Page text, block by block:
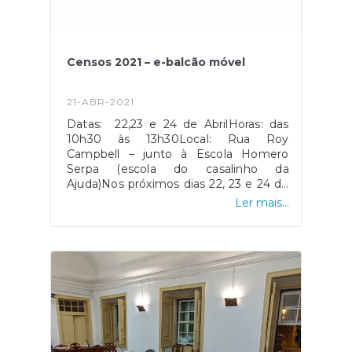
Censos 2021 – e-balcão móvel
21-ABR-2021
Datas: 22,23 e 24 de AbrilHoras: das
10h30 às 13h30Local: Rua Roy
Campbell – junto à Escola Homero
Serpa (escola do casalinho da
Ajuda)Nos próximos dias 22, 23 e 24 de
abril, entre as 10h30 e as 13h30 a Junta
aos moradores do Bairro do Casalinho
inquéritos dos Censos 2021.O balcão
móvel, de apoio ao freguês, estará
situado na Rua Roy Campbell – junto
da Escola Homero Serpa, e contará
com dois recenseadores para ajudar a
população no preenchimento dos
inquéritos via internet.Se já recebeu a
Ler mais...